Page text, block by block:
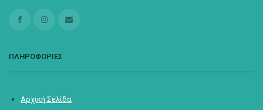
ΠΛΗΡΟΦΟΡΙΕΣ
Αρχική Σελίδα